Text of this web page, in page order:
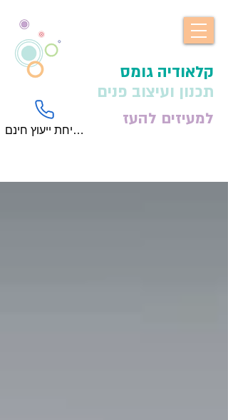
​קלאודיה גומס
תכנון ועיצוב פנים
למעיזים להעז
לשיחת ייעוץ חינם